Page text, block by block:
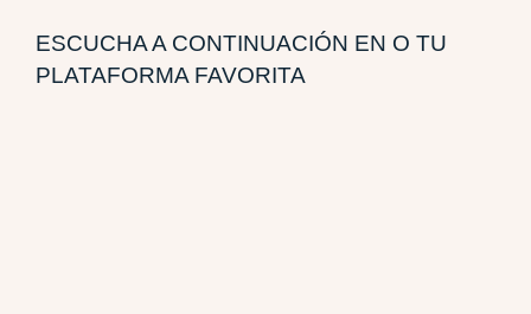
ESCUCHA A CONTINUACIÓN EN O TU
PLATAFORMA FAVORITA